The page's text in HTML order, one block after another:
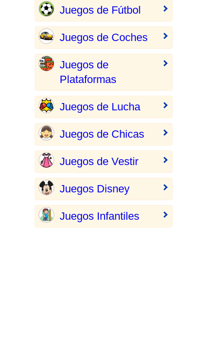
Juegos de Fútbol
Juegos de Coches
Juegos de
Plataformas
Juegos de Lucha
Juegos de Chicas
Juegos de Vestir
Juegos Disney
Juegos Infantiles